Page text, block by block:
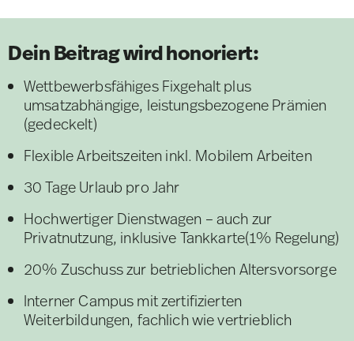
Dein Beitrag wird honoriert:
Wettbewerbsfähiges Fixgehalt plus
umsatzabhängige, leistungsbezogene Prämien
(gedeckelt)
Flexible Arbeitszeiten inkl. Mobilem Arbeiten
30 Tage Urlaub pro Jahr
Hochwertiger Dienstwagen – auch zur
Privatnutzung, inklusive Tankkarte(1% Regelung)
20% Zuschuss zur betrieblichen Altersvorsorge
Interner Campus mit zertifizierten
Weiterbildungen, fachlich wie vertrieblich